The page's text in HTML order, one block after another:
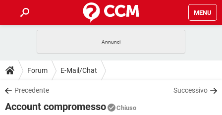
MENU
INTRATTENIMENTO
iOS
INSTAGRAM WHATSAPP
GUIDE
COVID-19
DOWNLOAD
COVID-19 GAMING
Forum E-Mail/Chat
Precedente Successivo
Account compromesso Chiuso